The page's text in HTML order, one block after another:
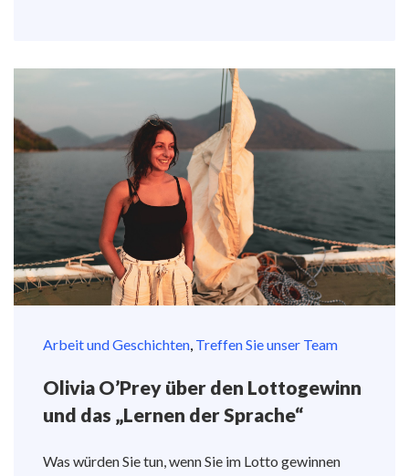
Arbeit und Geschichten, Treffen Sie unser Team
Olivia O’Prey über den Lottogewinn
und das „Lernen der Sprache“
Was würden Sie tun, wenn Sie im Lotto gewinnen